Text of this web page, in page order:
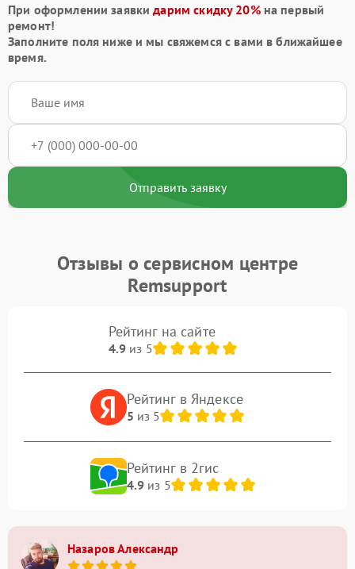
При оформлении заявкидарим скидку 20%на первый
ремонт!
Заполните поля ниже и мы свяжемся с вами в ближайшее
время.
Отправить заявку
Отзывы о сервисном центре
Remsupport
Рейтинг на сайте
4.9из 5
Рейтинг в Яндексе
5 из 5
Рейтинг в 2гис
4.9из 5
Назаров Александр